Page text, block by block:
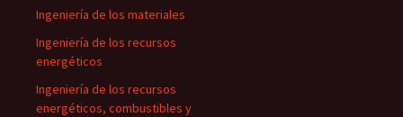
Ingeniería de los materiales
Ingeniería de los recursos
energéticos
Ingeniería de los recursos
energéticos, combustibles y